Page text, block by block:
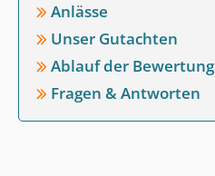
Anlässe
Unser Gutachten
Ablauf der Bewertung
Fragen & Antworten